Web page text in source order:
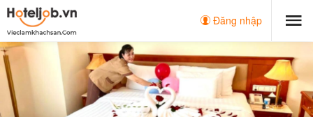
Đăng nhập